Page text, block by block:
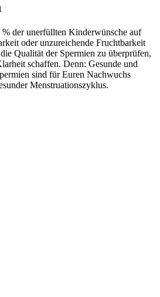
% der unerfüllten Kinderwünsche auf
oder unzureichende Fruchtbarkeit
Qualität der Spermien zu überprüfen,
schaffen. Denn: Gesunde und
sind für Euren Nachwuchs
Menstruationszyklus.